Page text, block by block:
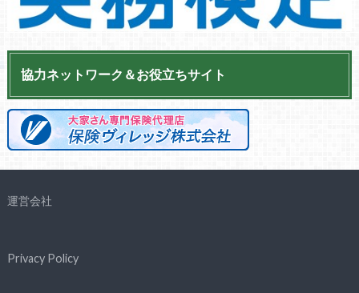
協力ネットワーク＆お役立ちサイト
運営会社
Privacy Policy